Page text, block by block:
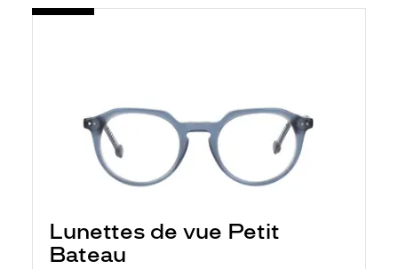
Lunettes de vue Petit
Bateau